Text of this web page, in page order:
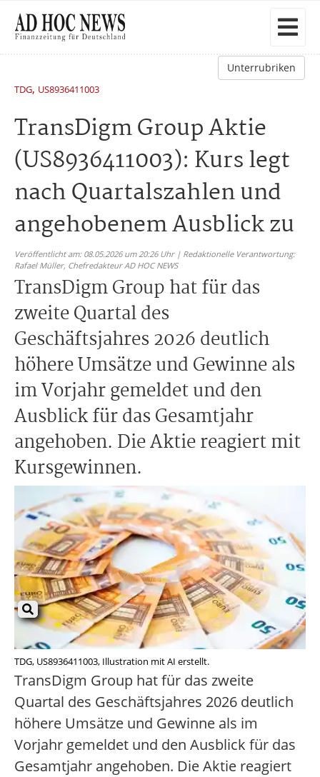
Unterrubriken
TDG, US8936411003
TransDigm Group Aktie
(US8936411003): Kurs legt
nach Quartalszahlen und
angehobenem Ausblick zu
Veröffentlicht am: 08.05.2026 um 20:26 Uhr | Redaktionelle Verantwortung:
Rafael Müller, Chefredakteur AD HOC NEWS
TransDigm Group hat für das
zweite Quartal des
Geschäftsjahres 2026 deutlich
höhere Umsätze und Gewinne als
im Vorjahr gemeldet und den
Ausblick für das Gesamtjahr
angehoben. Die Aktie reagiert mit
Kursgewinnen.
TDG, US8936411003, Illustration mit AI erstellt.
TransDigm Group hat für das zweite
Quartal des Geschäftsjahres 2026 deutlich
höhere Umsätze und Gewinne als im
Vorjahr gemeldet und den Ausblick für das
Gesamtjahr angehoben. Die Aktie reagiert